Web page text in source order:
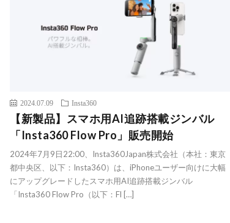
2024.07.09 Insta360
【新製品】スマホ用AI追跡搭載ジンバル
「Insta360 Flow Pro」販売開始
2024年7月9日22:00、Insta360Japan株式会社（本社：東京
都中央区、以下：Insta360）は、iPhoneユーザー向けに大幅
にアップグレードしたスマホ用AI追跡搭載ジンバル
「Insta360 Flow Pro（以下：Fl […]